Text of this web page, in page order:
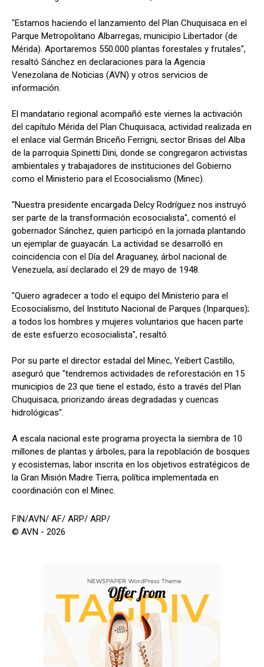
"Estamos haciendo el lanzamiento del Plan Chuquisaca en el
Parque Metropolitano Albarregas, municipio Libertador (de
Mérida). Aportaremos 550.000 plantas forestales y frutales",
resaltó Sánchez en declaraciones para la Agencia
Venezolana de Noticias (AVN) y otros servicios de
información.
El mandatario regional acompañó este viernes la activación
del capítulo Mérida del Plan Chuquisaca, actividad realizada en
el enlace vial Germán Briceño Ferrigni, sector Brisas del Alba
de la parroquia Spinetti Dini, donde se congregaron activistas
ambientales y trabajadores de instituciones del Gobierno
como el Ministerio para el Ecosocialismo (Minec).
"Nuestra presidente encargada Delcy Rodríguez nos instruyó
ser parte de la transformación ecosocialista", comentó el
gobernador Sánchez, quien participó en la jornada plantando
un ejemplar de guayacán. La actividad se desarrolló en
coincidencia con el Día del Araguaney, árbol nacional de
Venezuela, así declarado el 29 de mayo de 1948.
"Quiero agradecer a todo el equipo del Ministerio para el
Ecosocialismo, del Instituto Nacional de Parques (Inparques);
a todos los hombres y mujeres voluntarios que hacen parte
de este esfuerzo ecosocialista", resaltó.
Por su parte el director estadal del Minec, Yeibert Castillo,
aseguró que "tendremos actividades de reforestación en 15
municipios de 23 que tiene el estado, ésto a través del Plan
Chuquisaca, priorizando áreas degradadas y cuencas
hidrológicas".
A escala nacional este programa proyecta la siembra de 10
millones de plantas y árboles, para la repoblación de bosques
y ecosistemas, labor inscrita en los objetivos estratégicos de
la Gran Misión Madre Tierra, política implementada en
coordinación con el Minec.
FIN/AVN/ AF/ ARP/ ARP/
© AVN - 2026